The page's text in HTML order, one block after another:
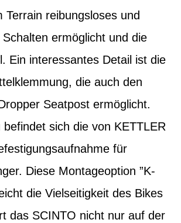
Terrain reibungsloses und
ermöglicht und die
Ein interessantes Detail ist die
die auch den
Seatpost ermöglicht.
sich die von KETTLER
für
Diese Montageoption ”K-
die Vielseitigkeit des Bikes
das SCINTO nicht nur auf der